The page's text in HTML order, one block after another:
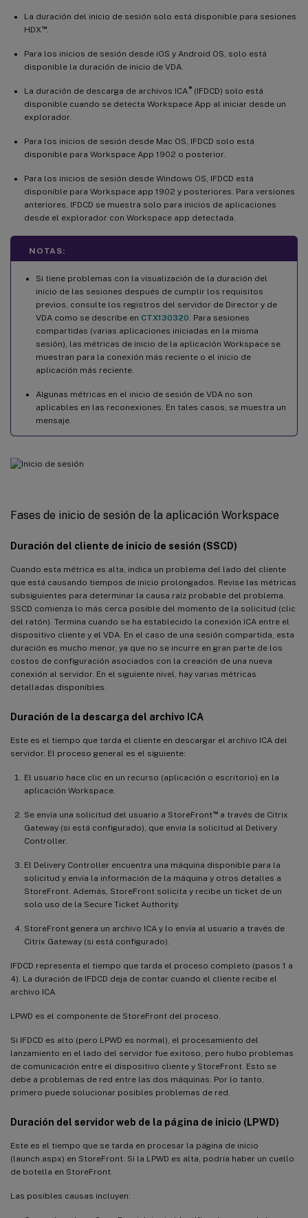
La duración del inicio de sesión solo está disponible para sesiones
HDX ™.
Para los inicios de sesión desde iOS y Android OS, solo está
disponible la duración de inicio de VDA.
La duración de descarga de archivos ICA ®(IFDCD) solo está
disponible cuando se detecta Workspace App al iniciar desde un
explorador.
Para los inicios de sesión desde Mac OS, IFDCD solo está
disponible para Workspace App 1902 o posterior.
Para los inicios de sesión desde Windows OS, IFDCD está
disponible para Workspace app 1902 y posteriores. Para versiones
anteriores, IFDCD se muestra solo para inicios de aplicaciones
desde el explorador con Workspace app detectada.
NOTAS:
Si tiene problemas con la visualización de la duración del
inicio de las sesiones después de cumplir los requisitos
previos, consulte los registros del servidor de Director y de
VDA como se describe en CTX130320 . Para sesiones
compartidas (varias aplicaciones iniciadas en la misma
sesión), las métricas de inicio de la aplicación Workspace se
muestran para la conexión más reciente o el inicio de
aplicación más reciente.
Algunas métricas en el inicio de sesión de VDA no son
aplicables en las reconexiones. En tales casos, se muestra un
mensaje.
Fases de inicio de sesión de la aplicación Workspace
Duración del cliente de inicio de sesión (SSCD)
Cuando esta métrica es alta, indica un problema del lado del cliente
que está causando tiempos de inicio prolongados. Revise las métricas
subsiguientes para determinar la causa raíz probable del problema.
SSCD comienza lo más cerca posible del momento de la solicitud (clic
del ratón). Termina cuando se ha establecido la conexión ICA entre el
dispositivo cliente y el VDA. En el caso de una sesión compartida, esta
duración es mucho menor, ya que no se incurre en gran parte de los
costos de configuración asociados con la creación de una nueva
conexión al servidor. En el siguiente nivel, hay varias métricas
detalladas disponibles.
Duración de la descarga del archivo ICA
Este es el tiempo que tarda el cliente en descargar el archivo ICA del
servidor. El proceso general es el siguiente:
El usuario hace clic en un recurso (aplicación o escritorio) en la
aplicación Workspace.
Se envía una solicitud del usuario a StoreFront™a través de Citrix
Gateway (si está configurado), que envía la solicitud al Delivery
Controller.
El Delivery Controller encuentra una máquina disponible para la
solicitud y envía la información de la máquina y otros detalles a
StoreFront. Además, StoreFront solicita y recibe un ticket de un
solo uso de la Secure Ticket Authority.
StoreFront genera un archivo ICA y lo envía al usuario a través de
Citrix Gateway (si está configurado).
IFDCD representa el tiempo que tarda el proceso completo (pasos 1 a
4). La duración de IFDCD deja de contar cuando el cliente recibe el
archivo ICA.
LPWD es el componente de StoreFront del proceso.
Si IFDCD es alto (pero LPWD es normal), el procesamiento del
lanzamiento en el lado del servidor fue exitoso, pero hubo problemas
de comunicación entre el dispositivo cliente y StoreFront. Esto se
debe a problemas de red entre las dos máquinas. Por lo tanto,
primero puede solucionar posibles problemas de red.
Duración del servidor web de la página de inicio (LPWD)
Este es el tiempo que se tarda en procesar la página de inicio
(launch.aspx) en StoreFront. Si la LPWD es alta, podría haber un cuello
de botella en StoreFront.
Las posibles causas incluyen: